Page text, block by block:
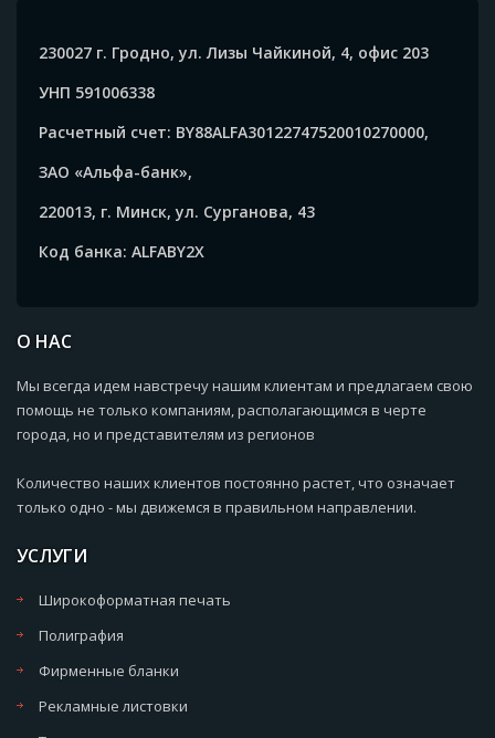
230027 г. Гродно, ул. Лизы Чайкиной, 4, офис 203
УНП 591006338
Расчетный счет: BY88ALFA30122747520010270000,
ЗАО «Альфа-банк»,
220013, г. Минск, ул. Сурганова, 43
Код банка: ALFABY2X
О НАС
Мы всегда идем навстречу нашим клиентам и предлагаем свою
помощь не только компаниям, располагающимся в черте
города, но и представителям из регионов
Количество наших клиентов постоянно растет, что означает
только одно - мы движемся в правильном направлении.
УСЛУГИ
Широкоформатная печать
Полиграфия
Фирменные бланки
Рекламные листовки